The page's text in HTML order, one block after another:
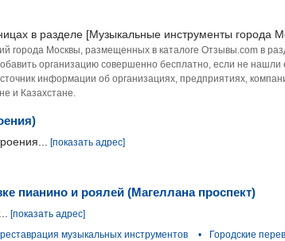
в разделе [Музыкальные инструменты города
города Москвы, размещенных в каталоге Отзывы.com в
организацию совершенно бесплатно, если не нашли
информации об организациях, предприятиях,
и Казахстане.
[показать адрес]
пианино и роялей (Магеллана проспект)
[показать адрес]
музыкальных инструментов • Городские